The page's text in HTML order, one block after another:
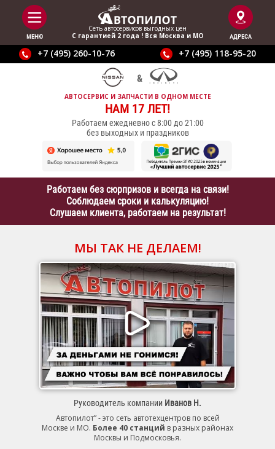
МЕНЮ
Сеть автосервисов выгодныx цен
С гарантией 2 года ! Вся Москва и МО
АДРЕСА
+7 (495) 260-10-76 +7 (495) 118-95-20
АВТОСЕРВИС И ЗАПЧАСТИ В ОДНОМ МЕСТЕ
НАМ 17 ЛЕТ!
Работаем ежедневно с 8:00 до 21:00
без выходных и праздников
Работаем без сюрпризов и всегда на связи!
Соблюдаем сроки и калькуляцию!
Слушаем клиента, работаем на результат!
МЫ ТАК НЕ ДЕЛАЕМ!
Руководитель компании Иванов Н.
Автопилот” - это сеть автотехцентров по всей
Москве и МО. Более 40 станций в разных районах
Москвы и Подмосковья.